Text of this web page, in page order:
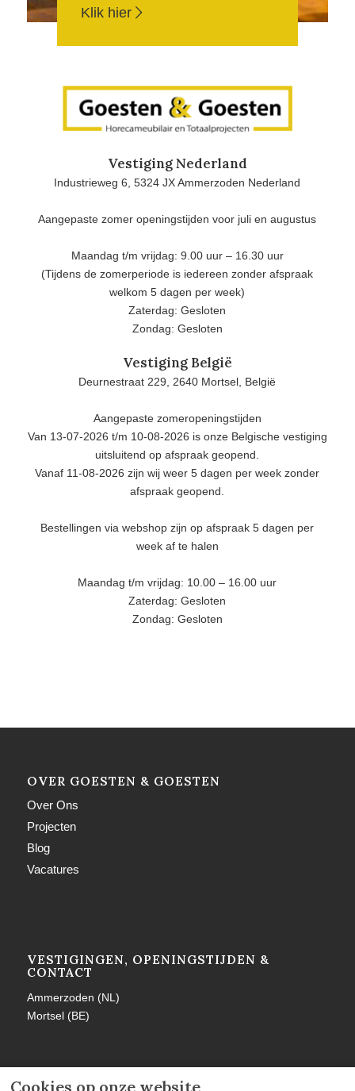
Cookies op onze website
Klik hier
Vestiging Nederland
Industrieweg 6, 5324 JX Ammerzoden Nederland
Aangepaste zomer openingstijden voor juli en augustus
Maandag t/m vrijdag: 9.00 uur – 16.30 uur
(Tijdens de zomerperiode is iedereen zonder afspraak
welkom 5 dagen per week)
Zaterdag: Gesloten
Zondag: Gesloten
Vestiging België
Deurnestraat 229, 2640 Mortsel, België
Aangepaste zomeropeningstijden
Van 13-07-2026 t/m 10-08-2026 is onze Belgische vestiging
uitsluitend op afspraak geopend.
Vanaf 11-08-2026 zijn wij weer 5 dagen per week zonder
afspraak geopend.
Bestellingen via webshop zijn op afspraak 5 dagen per
week af te halen
Maandag t/m vrijdag: 10.00 – 16.00 uur
Zaterdag: Gesloten
Zondag: Gesloten
OVER GOESTEN & GOESTEN
Over Ons
Projecten
Blog
Vacatures
VESTIGINGEN, OPENINGSTIJDEN &
CONTACT
Ammerzoden (NL)
Mortsel (BE)